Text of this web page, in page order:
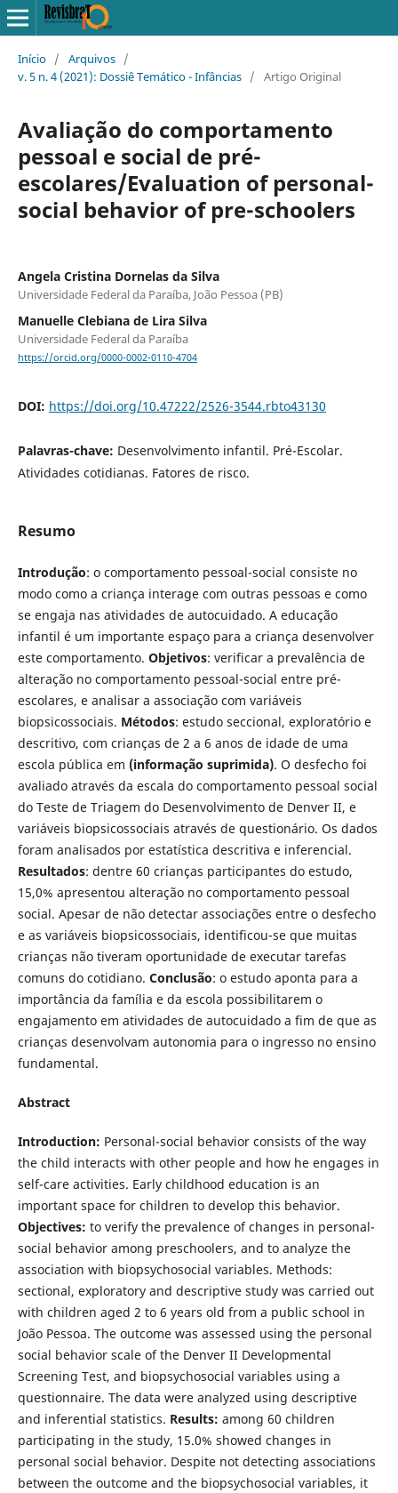
Início / Arquivos /
v. 5 n. 4 (2021): Dossiê Temático - Infâncias / Artigo Original
Avaliação do comportamento
pessoal e social de pré-
escolares/Evaluation of personal-
social behavior of pre-schoolers
Angela Cristina Dornelas da Silva
Universidade Federal da Paraíba, João Pessoa (PB)
Manuelle Clebiana de Lira Silva
Universidade Federal da Paraíba
https://orcid.org/0000-0002-0110-4704
DOI: https://doi.org/10.47222/2526-3544.rbto43130
Palavras-chave: Desenvolvimento infantil. Pré-Escolar.
Atividades cotidianas. Fatores de risco.
Resumo
Introdução: o comportamento pessoal-social consiste no
modo como a criança interage com outras pessoas e como
se engaja nas atividades de autocuidado. A educação
infantil é um importante espaço para a criança desenvolver
este comportamento. Objetivos: verificar a prevalência de
alteração no comportamento pessoal-social entre pré-
escolares, e analisar a associação com variáveis
biopsicossociais. Métodos: estudo seccional, exploratório e
descritivo, com crianças de 2 a 6 anos de idade de uma
escola pública em (informação suprimida). O desfecho foi
avaliado através da escala do comportamento pessoal social
do Teste de Triagem do Desenvolvimento de Denver II, e
variáveis biopsicossociais através de questionário. Os dados
foram analisados por estatística descritiva e inferencial.
Resultados: dentre 60 crianças participantes do estudo,
15,0% apresentou alteração no comportamento pessoal
social. Apesar de não detectar associações entre o desfecho
e as variáveis biopsicossociais, identificou-se que muitas
crianças não tiveram oportunidade de executar tarefas
comuns do cotidiano. Conclusão: o estudo aponta para a
importância da família e da escola possibilitarem o
engajamento em atividades de autocuidado a fim de que as
crianças desenvolvam autonomia para o ingresso no ensino
fundamental.
Abstract
Introduction: Personal-social behavior consists of the way
the child interacts with other people and how he engages in
self-care activities. Early childhood education is an
important space for children to develop this behavior.
Objectives: to verify the prevalence of changes in personal-
social behavior among preschoolers, and to analyze the
association with biopsychosocial variables. Methods:
sectional, exploratory and descriptive study was carried out
with children aged 2 to 6 years old from a public school in
João Pessoa. The outcome was assessed using the personal
social behavior scale of the Denver II Developmental
Screening Test, and biopsychosocial variables using a
questionnaire. The data were analyzed using descriptive
and inferential statistics. Results: among 60 children
participating in the study, 15.0% showed changes in
personal social behavior. Despite not detecting associations
between the outcome and the biopsychosocial variables, it